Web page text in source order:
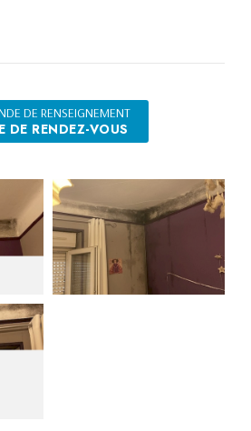
DE RENSEIGNEMENT
DE RENDEZ-VOUS